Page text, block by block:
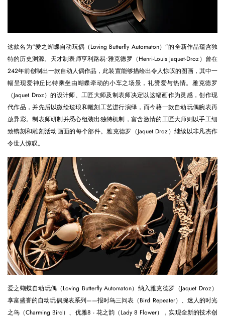
这款名为“爱之蝴蝶自动玩偶（Loving Butterfly Automaton）”的全新作品蕴含独
特的历史渊源。天才制表师亨利路易•雅克德罗（Henri-Louis Jaquet-Droz）曾在
242年前创制出一款自动人偶作品，此装置能够描绘出令人惊叹的图画，其中一
幅呈现爱神丘比特乘坐由蝴蝶牵动的小车之场景，礼赞爱与热情。雅克德罗
（Jaquet Droz）的设计师、工匠大师及制表师决定以这幅画作为灵感，创作现
代作品，并先后以微绘珐琅和雕刻工艺进行演绎，而今藉一款自动玩偶腕表再
放异彩。制表师研制并悉心组装出独特机制，富含激情的工匠大师则以手工细
致镌刻和雕刻活动画面的每个部件。雅克德罗（Jaquet Droz）继续以非凡杰作
令世人惊叹。
爱之蝴蝶自动玩偶（Loving Butterfly Automaton）纳入雅克德罗（Jaquet Droz）
享富盛誉的自动玩偶腕表系列——报时鸟三问表（Bird Repeater）、迷人的时光
之鸟（Charming Bird）、优雅8 - 花之韵（Lady 8 Flower），实现全新的技术创